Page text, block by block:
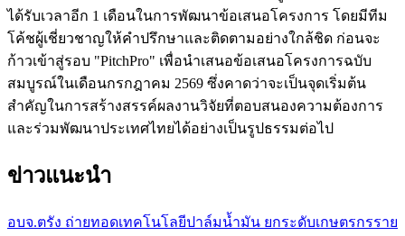
ได้รับเวลาอีก 1 เดือนในการพัฒนาข้อเสนอโครงการ โดยมีทีม
โค้ชผู้เชี่ยวชาญให้คำปรึกษาและติดตามอย่างใกล้ชิด ก่อนจะ
ก้าวเข้าสู่รอบ "PitchPro" เพื่อนำเสนอข้อเสนอโครงการฉบับ
สมบูรณ์ในเดือนกรกฎาคม 2569 ซึ่งคาดว่าจะเป็นจุดเริ่มต้น
สำคัญในการสร้างสรรค์ผลงานวิจัยที่ตอบสนองความต้องการ
และร่วมพัฒนาประเทศไทยได้อย่างเป็นรูปธรรมต่อไป
ข่าวแนะนำ
อบจ.ตรัง ถ่ายทอดเทคโนโลยีปาล์มน้ำมัน ยกระดับเกษตรกรราย